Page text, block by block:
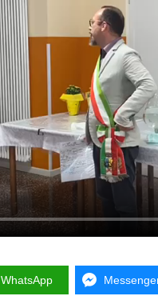
WhatsApp